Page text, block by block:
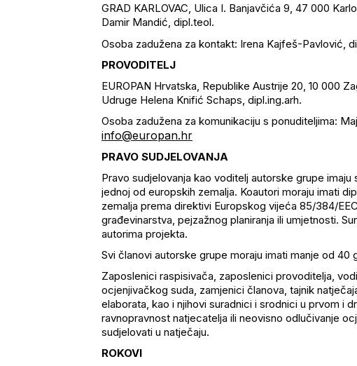
GRAD KARLOVAC, Ulica I. Banjavčića 9, 47 000
Damir Mandić, dipl.teol.
Osoba zadužena za kontakt: Irena Kajfeš-Pavlović,
PROVODITELJ
EUROPAN Hrvatska, Republike Austrije 20, 10 000
Udruge Helena Knifić Schaps, dipl.ing.arh.
Osoba zadužena za komunikaciju s ponuditeljima:
info@europan.hr
PRAVO SUDJELOVANJA
Pravo sudjelovanja kao voditelj autorske grupe
jednoj od europskih zemalja. Koautori moraju imati
zemalja prema direktivi Europskog vijeća 85/384/
građevinarstva, pejzažnog planiranja ili umjetnosti.
autorima projekta.
Svi članovi autorske grupe moraju imati manje od 40
Zaposlenici raspisivača, zaposlenici provoditelja,
ocjenjivačkog suda, zamjenici članova, tajnik
elaborata, kao i njihovi suradnici i srodnici u prvom i
ravnopravnost natjecatelja ili neovisno odlučivanje
sudjelovati u natječaju.
ROKOVI